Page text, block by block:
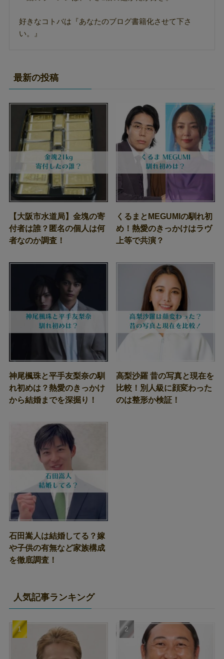
好きなコトバは『あなたのブログ書籍化させて下さ
い。』
最新の投稿
【大阪市水道局】金塊の寄
付者は誰？匿名の個人は何
者なのか調査！
くるまとMEGUMIの馴れ初
め！熱愛のきっかけはラヴ
上等で共演？
神尾楓珠と平手友梨奈の馴
れ初めは？熱愛のきっかけ
から結婚までを深掘り！
高梨沙羅 昔の写真と現在を
比較！別人級に顔変わった
のは整形か検証！
石田嵩人は結婚してる？嫁
や子供の有無など家族構成
を徹底調査！
人気記事ランキング